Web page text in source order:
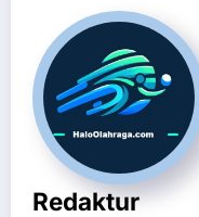
Redaktur